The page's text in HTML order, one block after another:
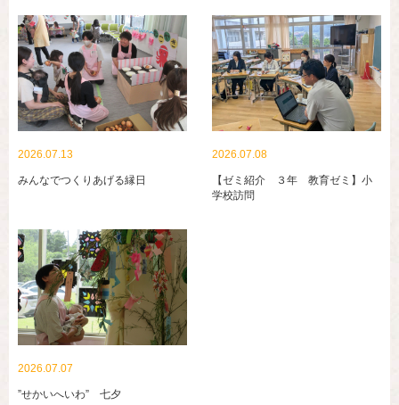
2026.07.13
みんなでつくりあげる縁日
2026.07.08
【ゼミ紹介 ３年 教育ゼミ】小
学校訪問
2026.07.07
”せかいへいわ” 七夕